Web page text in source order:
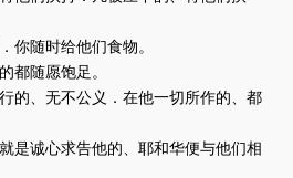
你随时给他们食物。
都随愿饱足。
的、无不公义．在他一切所作的、都
是诚心求告他的、耶和华便与他们相